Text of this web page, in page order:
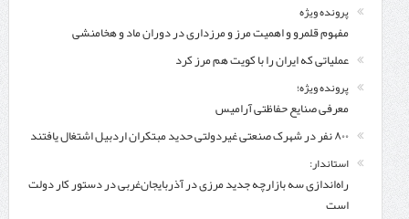
پرونده ویژه
مفهوم قلمرو و اهمیت مرز و مرزداری در دوران ماد و هخامنشی
عملیاتی که ایران را با کویت هم مرز کرد
پرونده ویژه؛
معرفی صنایع حفاظتی آرامیس
۸۰۰ نفر در شهرک صنعتی غیردولتی حدید مبتکران اردبیل اشتغال یافتند
استاندار:
راه‌اندازی سه بازارچه جدید مرزی در آذربایجان‌غربی در دستور کار دولت
است